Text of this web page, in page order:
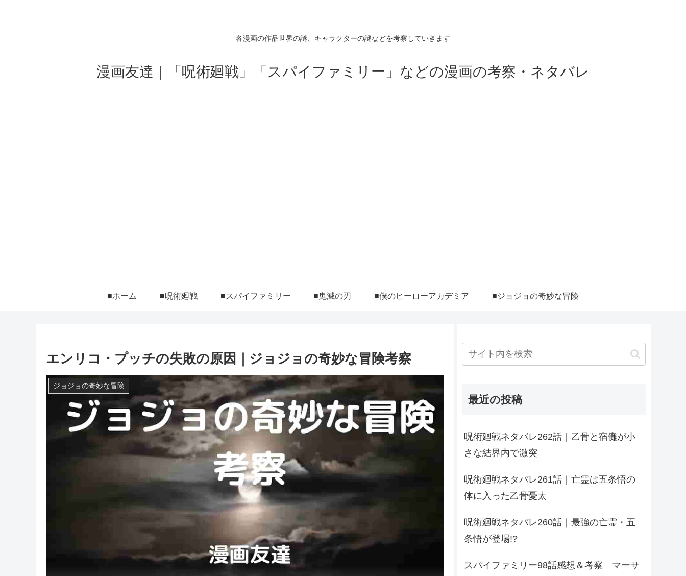
各漫画の作品世界の謎、キャラクターの謎などを考察していきます
漫画友達｜「呪術廻戦」「スパイファミリー」などの漫画の考察・ネタバレ
■ホーム ■呪術廻戦 ■スパイファミリー ■鬼滅の刃 ■僕のヒーローアカデミア ■ジョジョの奇妙な冒険
エンリコ・プッチの失敗の原因｜ジョジョの奇妙な冒険考察
ジョジョの奇妙な冒険
最近の投稿
呪術廻戦ネタバレ262話｜乙骨と宿儺が小
さな結界内で激突
呪術廻戦ネタバレ261話｜亡霊は五条悟の
体に入った乙骨憂太
呪術廻戦ネタバレ260話｜最強の亡霊・五
条悟が登場!?
スパイファミリー98話感想＆考察 マーサ